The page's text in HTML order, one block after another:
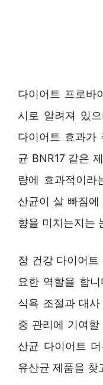
다이어트 프로바
시로 알려져 있
다이어트 효과가
균 BNR17 같은
량에 효과적이
산균이 살 빠짐
향을 미치는지는
장 건강 다이어트
요한 역할을 합
식욕 조절과 대
중 관리에 기여
산균 다이어트
유산균 제품을 찾